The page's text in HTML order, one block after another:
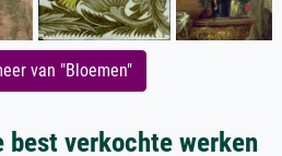
van "Bloemen"
best verkochte werken